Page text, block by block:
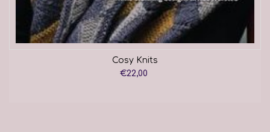
Cosy Knits
€22,00